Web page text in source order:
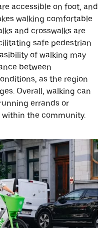
accessible on foot, and
walking comfortable
and crosswalks are
safe pedestrian
of walking may
between
as the region
Overall, walking can
errands or
the community.